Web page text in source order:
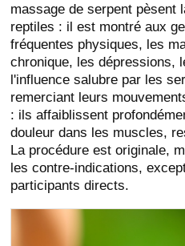
massage de serpent pèsent
reptiles : il est montré aux
fréquentes physiques, les
chronique, les dépressions,
l'influence salubre par les
remerciant leurs
: ils affaiblissent
douleur dans les muscles,
La procédure est originale,
les contre-indications,
participants directs.